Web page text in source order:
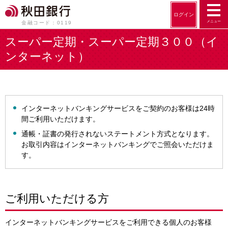
メニュー
ログイン
金融コード：0119
スーパー定期・スーパー定期３００（イ
ンターネット）
インターネットバンキングサービスをご契約のお客様は24時
間ご利用いただけます。
通帳・証書の発行されないステートメント方式となります。
お取引内容はインターネットバンキングでご照会いただけま
す。
ご利用いただける方
インターネットバンキングサービスをご利用できる個人のお客様